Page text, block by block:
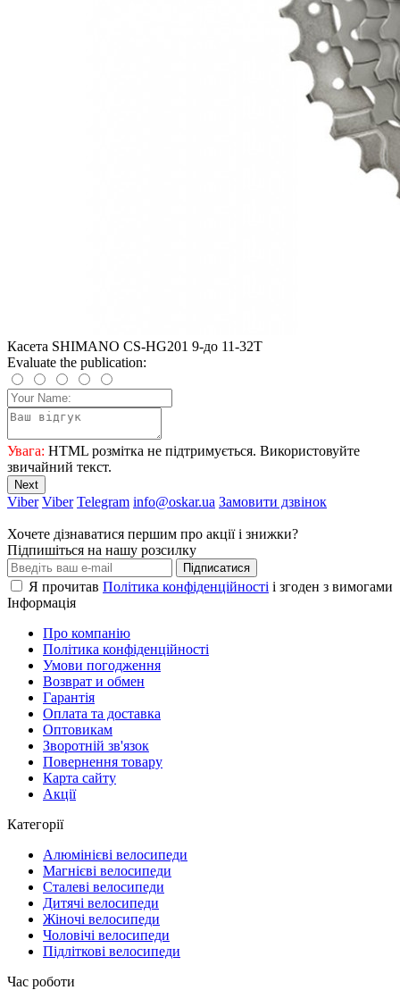
Касета SHIMANO CS-HG201 9-до 11-32T
Evaluate the publication:
Увага: HTML розмітка не підтримується. Використовуйте
звичайний текст.
Next
Viber Viber Telegram info@oskar.ua Замовити дзвінок
Хочете дізнаватися першим про акції і знижки?
Підпишіться на нашу розсилку
Підписатися
Я прочитав Політика конфіденційності і згоден з вимогами
Інформація
Про компанію
Політика конфіденційності
Умови погодження
Возврат и обмен
Гарантія
Оплата та доставка
Оптовикам
Зворотній зв'язок
Повернення товару
Карта сайту
Акції
Категорії
Алюмінієві велосипеди
Магнієві велосипеди
Сталеві велосипеди
Дитячі велосипеди
Жіночі велосипеди
Чоловічі велосипеди
Підліткові велосипеди
Час роботи